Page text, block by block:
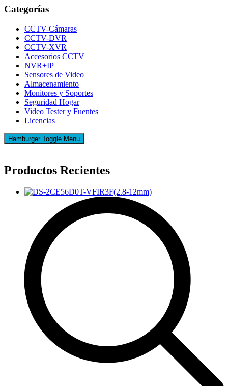
Categorías
CCTV-Cámaras
CCTV-DVR
CCTV-XVR
Accesorios CCTV
NVR+IP
Sensores de Video
Almacenamiento
Monitores y Soportes
Seguridad Hogar
Video Tester y Fuentes
Licencias
Hamburger Toggle Menu
Productos Recientes